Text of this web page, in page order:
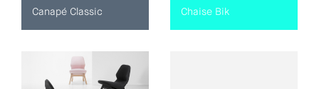
Canapé Classic Chaise Bik